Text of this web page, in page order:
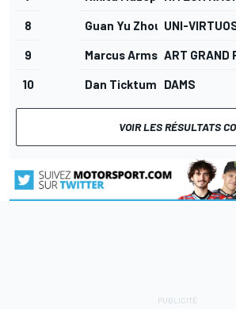
8 Guan Yu Zhou UNI-
9 Marcus ArmstrongART GRAND
10 Dan Ticktum DAMS
VOIR LES RÉSULTATS